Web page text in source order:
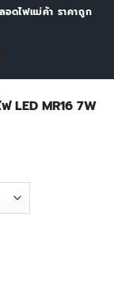
ดไฟแม่ค้า ราคาถูก
LED MR16 7W